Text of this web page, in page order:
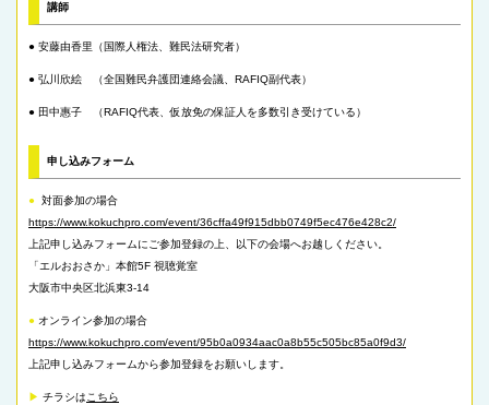
講師
● 安藤由香里（国際人権法、難民法研究者）
● 弘川欣絵 （全国難民弁護団連絡会議、RAFIQ副代表）
● 田中惠子 （RAFIQ代表、仮放免の保証人を多数引き受けている）
申し込みフォーム
● 対面参加の場合
https://www.kokuchpro.com/event/36cffa49f915dbb0749f5ec476e428c2/
上記申し込みフォームにご参加登録の上、以下の会場へお越しください。
「エルおおさか」本館5F 視聴覚室
大阪市中央区北浜東3-14
● オンライン参加の場合
https://www.kokuchpro.com/event/95b0a0934aac0a8b55c505bc85a0f9d3/
上記申し込みフォームから参加登録をお願いします。
▶︎ チラシはこちら